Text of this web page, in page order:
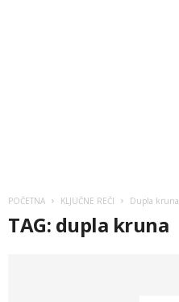
POČETNA KLJUČNE REČI Dupla kruna
TAG: dupla kruna